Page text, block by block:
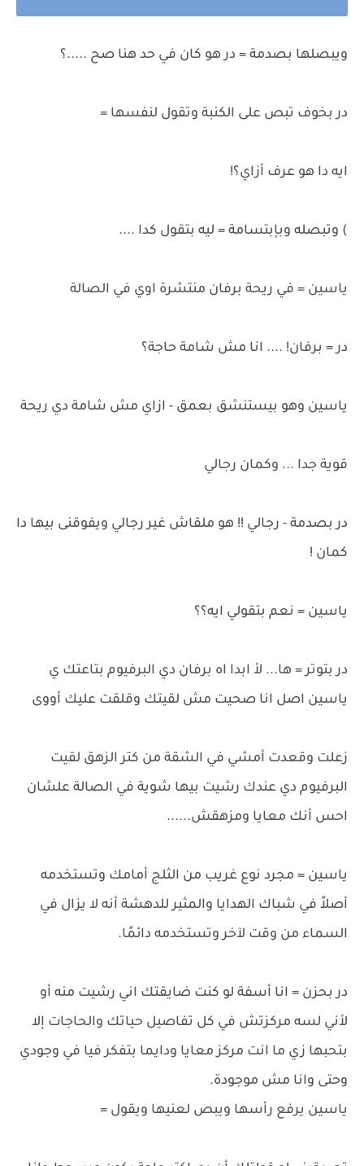
ويبصلها بصدمة = در هو كان في حد هنا صح .....؟
در بخوف تبص على الكنبة وتقول لنفسها =
ايه دا هو عرف أزاي؟!
) وتبصله وبإبتسامة = ليه بتقول كدا ....
ياسين = في ريحة برفان منتشرة اوي في الصالة
در = برفان! .... انا مش شامة حاجة؟
ياسين وهو بيستنشق بعمق - ازاي مش شامة دي ريحة
قوية جدا ... وكمان رجالي
در بصدمة - رجالي !! هو ملقاش غير رجالي ويفوقنى بيها دا
كمان !
ياسين = نعم بتقولي ايه؟؟
در بتوتر = ها... لأ ابدا اه برفان دي البرفيوم بتاعتك ي
ياسين اصل انا صحيت مش لقيتك وقلقت عليك أووى
زعلت وقعدت أمشي في الشقة من كتر الزهق لقيت
البرفيوم دي عندك رشيت بيها شوية في الصالة علشان
احس أنك معايا ومزهقش......
ياسين = مجرد نوع غريب من الثلج أمامك وتستخدمه
أصلاً في شباك الهدايا والمثير للدهشة أنه لا يزال في
السماء من وقت لآخر وتستخدمه دائمًا.
در بحزن = انا أسفة لو كنت ضايقتك اني رشيت منه أو
لأني لسه مركزتش في كل تفاصيل حياتك والحاجات إلا
بتحبها زي ما انت مركز معايا ودايما بتفكر فيا في وجودي
وحتى وانا مش موجودة.
ياسين يرفع رأسها ويبص لعنيها ويقول =